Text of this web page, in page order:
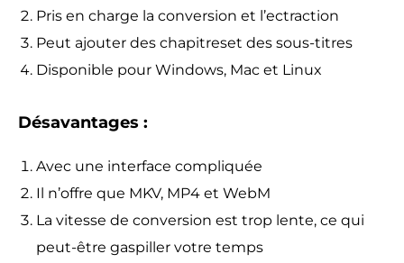
Pris en charge la conversion et l’ectraction
Peut ajouter des chapitreset des sous-titres
Disponible pour Windows, Mac et Linux
Désavantages :
Avec une interface compliquée
Il n’offre que MKV, MP4 et WebM
La vitesse de conversion est trop lente, ce qui
peut-être gaspiller votre temps